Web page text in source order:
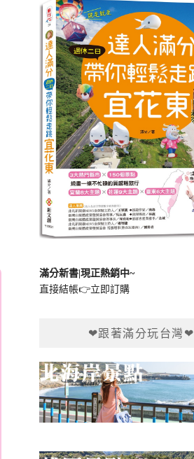
滿分新書|現正熱銷中~
直接結帳👉立即訂購
❤跟著滿分玩台灣❤